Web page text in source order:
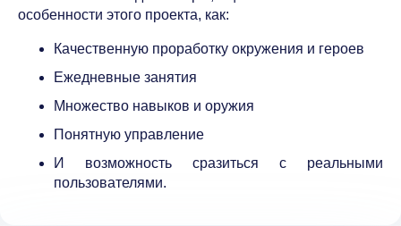
особенности этого проекта, как:
Качественную проработку окружения и героев
Ежедневные занятия
Множество навыков и оружия
Понятную управление
И возможность сразиться с реальными
пользователями.